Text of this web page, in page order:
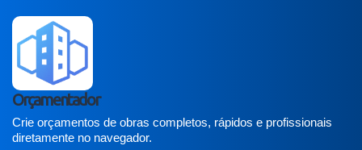
Orçamentador
Crie orçamentos de obras completos, rápidos e profissionais
diretamente no navegador.